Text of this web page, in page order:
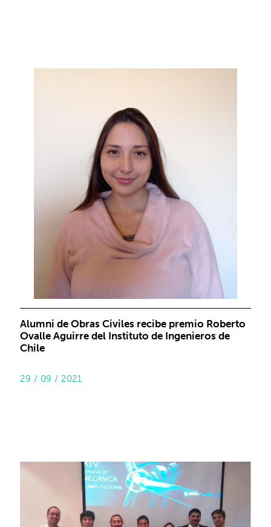
Alumni de Obras Civiles recibe premio Roberto
Ovalle Aguirre del Instituto de Ingenieros de
Chile
29 / 09 / 2021